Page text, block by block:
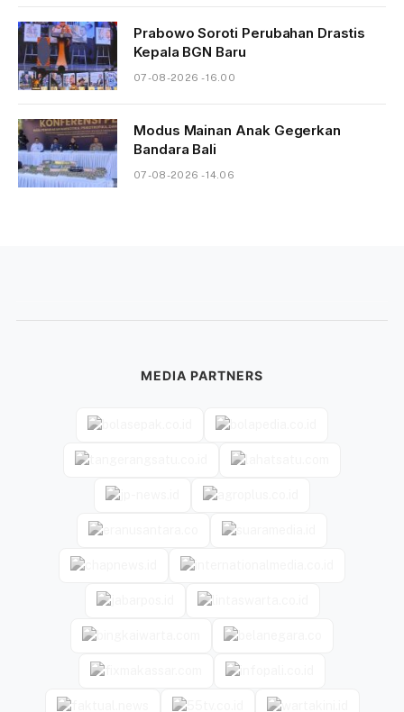
Prabowo Soroti Perubahan Drastis
Kepala BGN Baru
07-08-2026 - 16.00
Modus Mainan Anak Gegerkan
Bandara Bali
07-08-2026 - 14.06
MEDIA PARTNERS